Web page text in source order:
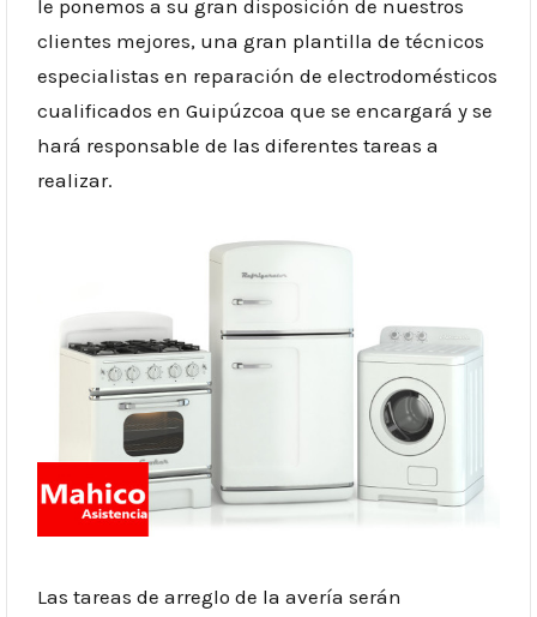
le ponemos a su gran disposición de nuestros
clientes mejores, una gran plantilla de técnicos
especialistas en reparación de electrodomésticos
cualificados en Guipúzcoa que se encargará y se
hará responsable de las diferentes tareas a
realizar.
Las tareas de arreglo de la avería serán